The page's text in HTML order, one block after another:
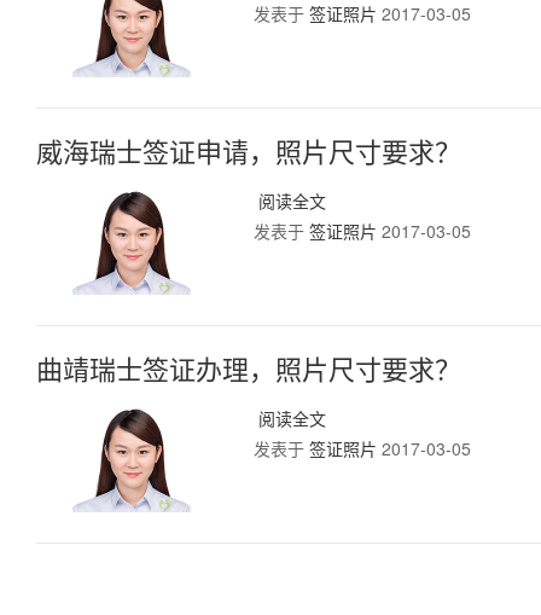
发表于 签证照片 2017-03-05
威海瑞士签证申请，照片尺寸要求？
阅读全文
发表于 签证照片 2017-03-05
曲靖瑞士签证办理，照片尺寸要求？
阅读全文
发表于 签证照片 2017-03-05